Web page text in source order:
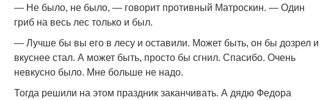
— Не было, не было, — говорит противный Матроскин. — Один
гриб на весь лес только и был.
— Лучше бы вы его в лесу и оставили. Может быть, он бы дозрел и
вкуснее стал. А может быть, просто бы сгнил. Спасибо. Очень
невкусно было. Мне больше не надо.
Тогда решили на этом праздник заканчивать. А дядю Федора